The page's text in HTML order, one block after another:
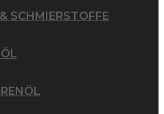
SCHMIERSTOFFE